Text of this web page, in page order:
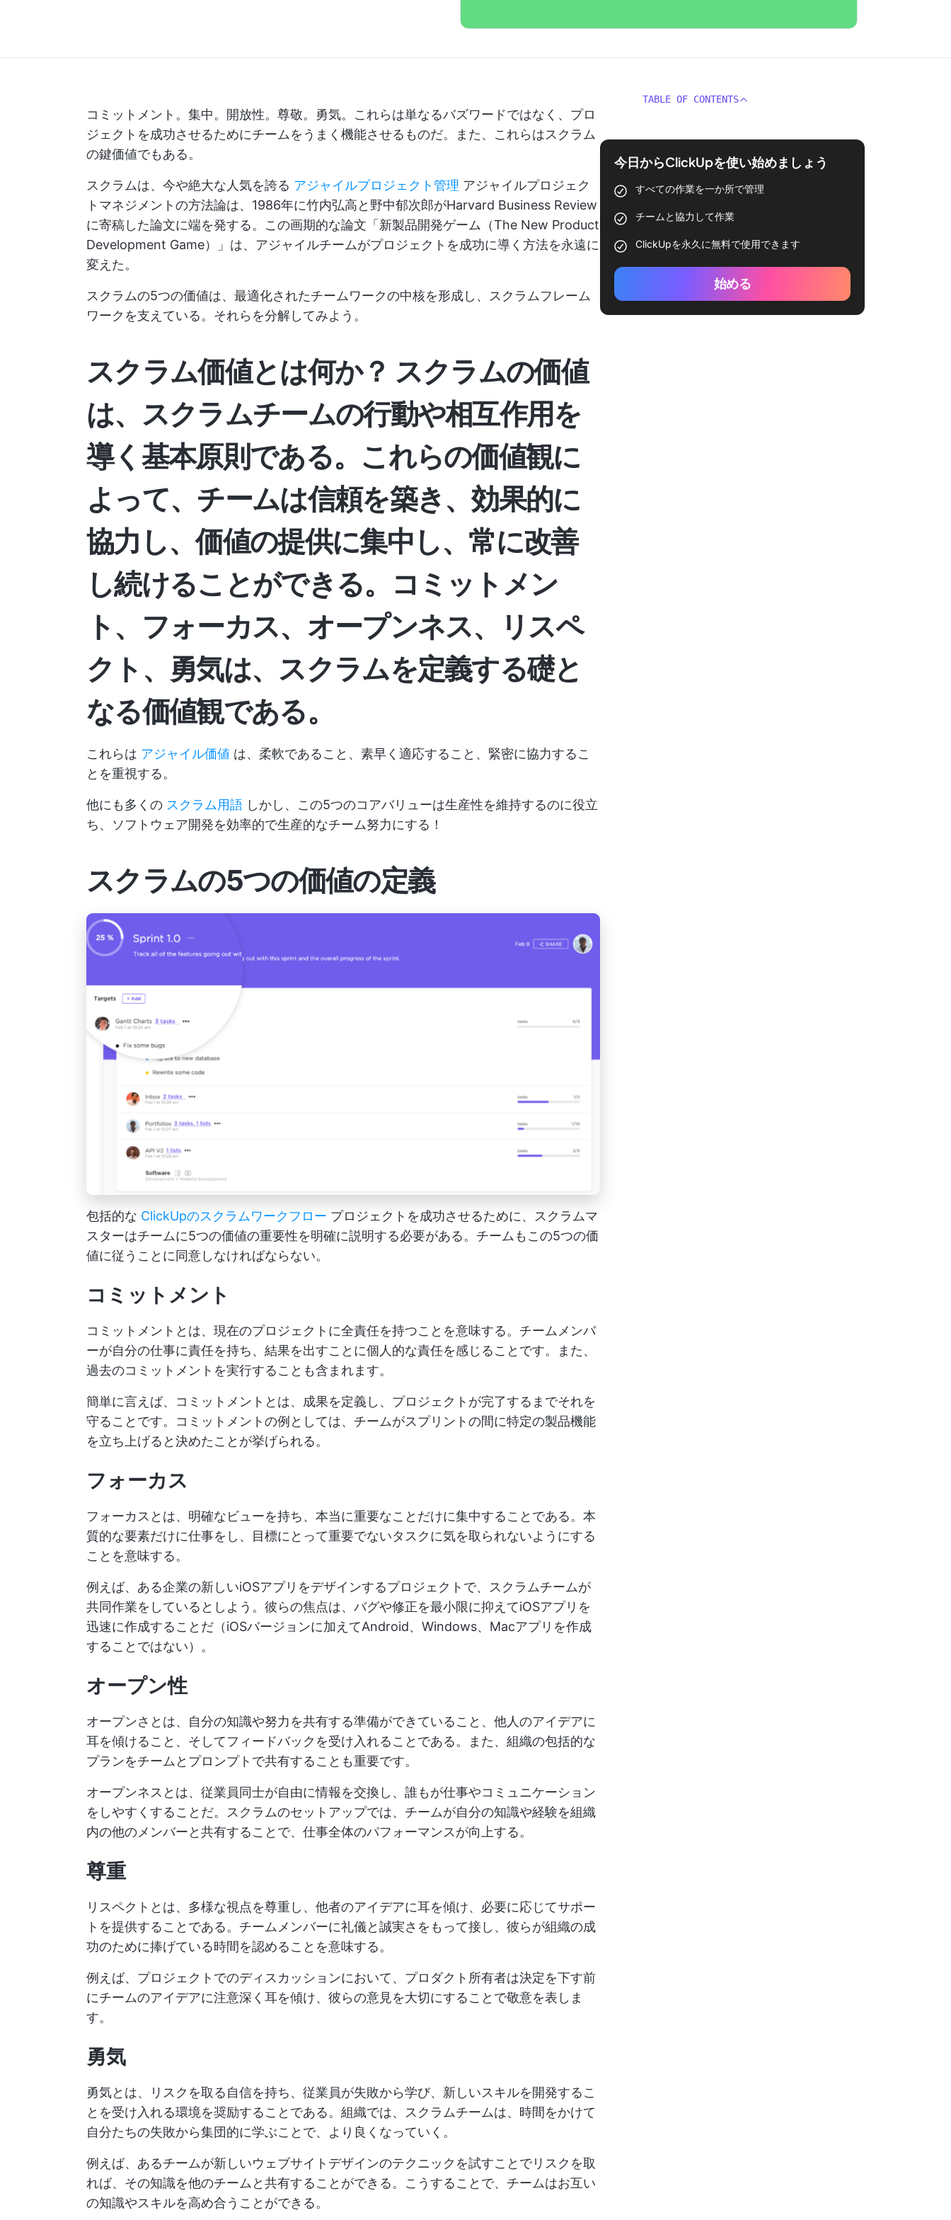
コミットメント。集中。開放性。尊敬。勇気。これらは単なるバズワードではなく、プロ
ジェクトを成功させるためにチームをうまく機能させるものだ。また、これらはスクラム
の鍵価値でもある。
スクラムは、今や絶大な人気を誇る アジャイルプロジェクト管理 アジャイルプロジェク
トマネジメントの方法論は、1986年に竹内弘高と野中郁次郎がHarvard Business Review
に寄稿した論文に端を発する。この画期的な論文「新製品開発ゲーム（The New Product
Development Game）」は、アジャイルチームがプロジェクトを成功に導く方法を永遠に
変えた。
スクラムの5つの価値は、最適化されたチームワークの中核を形成し、スクラムフレーム
ワークを支えている。それらを分解してみよう。
スクラム価値とは何か？ スクラムの価値
は、スクラムチームの行動や相互作用を
導く基本原則である。これらの価値観に
よって、チームは信頼を築き、効果的に
協力し、価値の提供に集中し、常に改善
し続けることができる。コミットメン
ト、フォーカス、オープンネス、リスペ
クト、勇気は、スクラムを定義する礎と
なる価値観である。
これらは アジャイル価値 は、柔軟であること、素早く適応すること、緊密に協力するこ
とを重視する。
他にも多くの スクラム用語 しかし、この5つのコアバリューは生産性を維持するのに役立
ち、ソフトウェア開発を効率的で生産的なチーム努力にする！
スクラムの5つの価値の定義
包括的な ClickUpのスクラムワークフロー プロジェクトを成功させるために、スクラムマ
スターはチームに5つの価値の重要性を明確に説明する必要がある。チームもこの5つの価
値に従うことに同意しなければならない。
コミットメント
コミットメントとは、現在のプロジェクトに全責任を持つことを意味する。チームメンバ
ーが自分の仕事に責任を持ち、結果を出すことに個人的な責任を感じることです。また、
過去のコミットメントを実行することも含まれます。
簡単に言えば、コミットメントとは、成果を定義し、プロジェクトが完了するまでそれを
守ることです。コミットメントの例としては、チームがスプリントの間に特定の製品機能
を立ち上げると決めたことが挙げられる。
フォーカス
フォーカスとは、明確なビューを持ち、本当に重要なことだけに集中することである。本
質的な要素だけに仕事をし、目標にとって重要でないタスクに気を取られないようにする
ことを意味する。
例えば、ある企業の新しいiOSアプリをデザインするプロジェクトで、スクラムチームが
共同作業をしているとしよう。彼らの焦点は、バグや修正を最小限に抑えてiOSアプリを
迅速に作成することだ（iOSバージョンに加えてAndroid、Windows、Macアプリを作成
することではない）。
オープン性
オープンさとは、自分の知識や努力を共有する準備ができていること、他人のアイデアに
耳を傾けること、そしてフィードバックを受け入れることである。また、組織の包括的な
プランをチームとプロンプトで共有することも重要です。
オープンネスとは、従業員同士が自由に情報を交換し、誰もが仕事やコミュニケーション
をしやすくすることだ。スクラムのセットアップでは、チームが自分の知識や経験を組織
内の他のメンバーと共有することで、仕事全体のパフォーマンスが向上する。
尊重
リスペクトとは、多様な視点を尊重し、他者のアイデアに耳を傾け、必要に応じてサポー
トを提供することである。チームメンバーに礼儀と誠実さをもって接し、彼らが組織の成
功のために捧げている時間を認めることを意味する。
例えば、プロジェクトでのディスカッションにおいて、プロダクト所有者は決定を下す前
にチームのアイデアに注意深く耳を傾け、彼らの意見を大切にすることで敬意を表しま
す。
勇気
勇気とは、リスクを取る自信を持ち、従業員が失敗から学び、新しいスキルを開発するこ
とを受け入れる環境を奨励することである。組織では、スクラムチームは、時間をかけて
自分たちの失敗から集団的に学ぶことで、より良くなっていく。
例えば、あるチームが新しいウェブサイトデザインのテクニックを試すことでリスクを取
れば、その知識を他のチームと共有することができる。こうすることで、チームはお互い
の知識やスキルを高め合うことができる。
TABLE OF CONTENTS
今日からClickUpを使い始めましょう
すべての作業を一か所で管理
チームと協力して作業
ClickUpを永久に無料で使用できます
始める